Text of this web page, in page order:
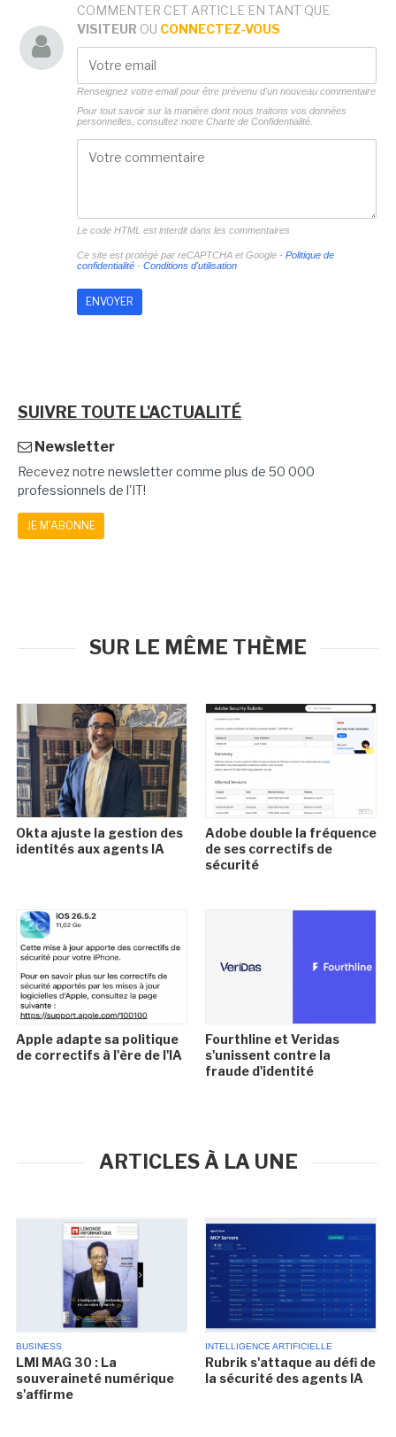
COMMENTER CET ARTICLE EN TANT QUE
VISITEUR OU CONNECTEZ-VOUS
Renseignez votre email pour être prévenu d'un nouveau commentaire
Pour tout savoir sur la manière dont nous traitons vos données
personnelles, consultez notre Charte de Confidentialité.
Le code HTML est interdit dans les commentaires
Ce site est protégé par reCAPTCHA et Google - Politique de
confidentialité- Conditions d'utilisation
SUIVRE TOUTE L'ACTUALITÉ
Newsletter
Recevez notre newsletter comme plus de 50 000
professionnels de l'IT!
JE M'ABONNE
SUR LE MÊME THÈME
Okta ajuste la gestion des
identités aux agents IA
Adobe double la fréquence
de ses correctifs de
sécurité
Apple adapte sa politique
de correctifs à l'ère de l'IA
Fourthline et Veridas
s'unissent contre la
fraude d'identité
ARTICLES À LA UNE
BUSINESS
LMI MAG 30 : La
souveraineté numérique
s'affirme
INTELLIGENCE ARTIFICIELLE
Rubrik s'attaque au défi de
la sécurité des agents IA